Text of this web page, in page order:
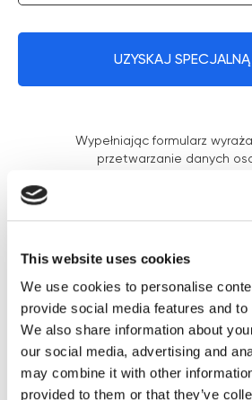
This website uses cookies
We use cookies to personalise
provide social media features and
We also share information about
our social media, advertising and
may combine it with other
provided to them or that they’ve
UZYSKAJ
Wypełniając formularz
przetwarzanie danych
trendowy sprzęt
Chcesz dowiedzieć
urządzeniach? Wypełnij
przyjemnością udzielimy
wszystkie pytania i